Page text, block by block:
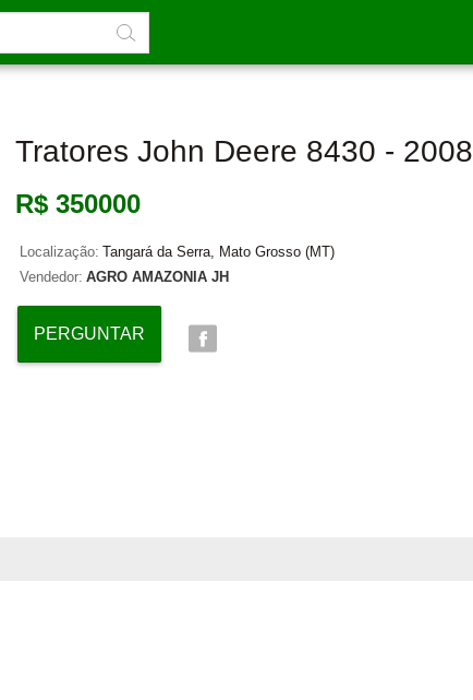
Tratores John Deere 8430 - 2008
R$ 350000
Localização: Tangará da Serra, Mato Grosso (MT)
Vendedor: AGRO AMAZONIA JH
PERGUNTAR